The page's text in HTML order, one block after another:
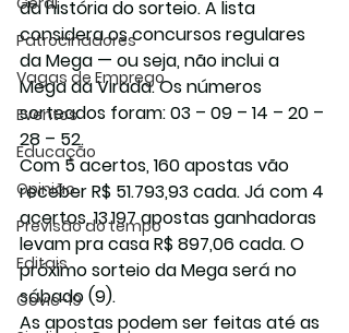
Patrocinadores
Vagas de Emprego
Eventos
Educação
Opinião
Previsão do tempo
Editais
Covic-19
da história do sorteio. A lista
considera os concursos regulares
da Mega — ou seja, não inclui a
Mega da Virada. Os números
sorteados foram: 03 – 09 – 14 – 20 –
28 – 52.
Com 5 acertos, 160 apostas vão
receber R$ 51.793,93 cada. Já com 4
acertos, 13.197 apostas ganhadoras
levam pra casa R$ 897,06 cada. O
próximo sorteio da Mega será no
sábado (9).
As apostas podem ser feitas até as